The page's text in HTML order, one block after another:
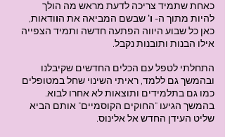
כאחת שתמיד צריכה לדעת מראש מה הולך
להיות מתוך ה- ו' שבשם המביאה את הוודאות,
כאן כל שבוע היווה הפתעה חדשה ותמיד הצפייה
אילו הבנות ותובנות נקבל.
התחלתי לטפל עם הכלים החדשים שקיבלנו
ובהמשך גם ללמד, ראיתי השינוי שחל במטופלים
כמו גם בתלמידים ותוצאות לא אחרו לבוא.
בהמשך הגיעו "החוקים הקוסמיים" אותם הביא
שליט העידן החדש אל אלינוס.